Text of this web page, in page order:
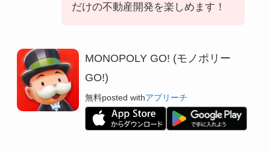
だけの不動産開発を楽しめます！
MONOPOLY GO! (モノポリー
GO!)
無料posted withアプリーチ